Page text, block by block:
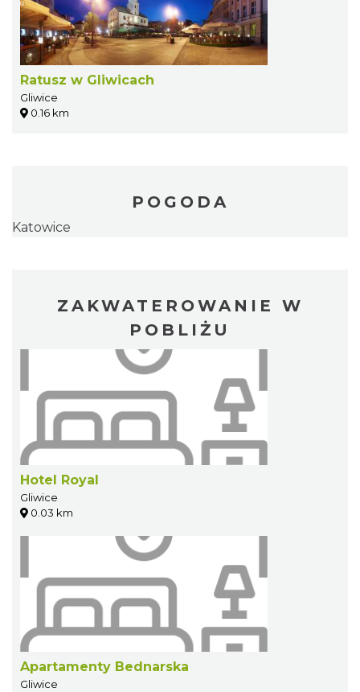
Ratusz w Gliwicach
Gliwice
0.16 km
POGODA
Katowice
ZAKWATEROWANIE W
POBLIŻU
Hotel Royal
Gliwice
0.03 km
Apartamenty Bednarska
Gliwice